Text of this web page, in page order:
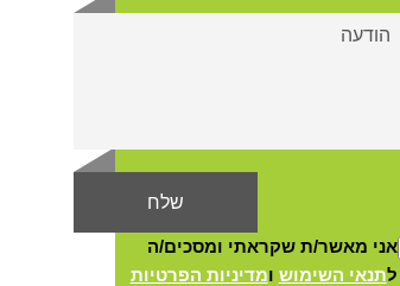
אני מאשר/ת שקראתי ומסכים/ה
לתנאי השימוש ומדיניות הפרטיות